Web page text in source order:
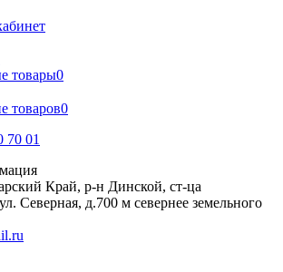
товары0
товаров0
70 01
Край, р-н Динской, ст-ца
Северная, д.700 м севернее земельного